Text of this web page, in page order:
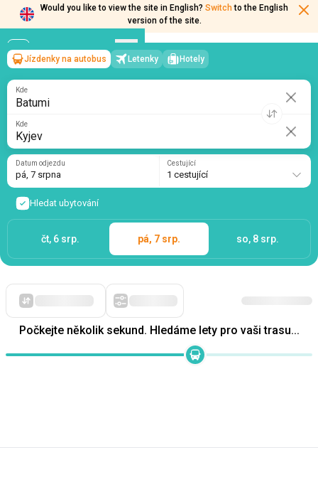
Would you like to view the site in English? Switch to the English
version of the site.
Batumi→Kyjev
pá, 7 srpna/1 cestující
Jízdenky na autobus Letenky Hotely
Kde
Kde
Datum odjezdu
pá, 7 srpna
Cestující
1 cestující
Hledat ubytování
čt, 6 srp. pá, 7 srp. so, 8 srp.
Počkejte několik sekund. Hledáme lety pro vaši trasu...